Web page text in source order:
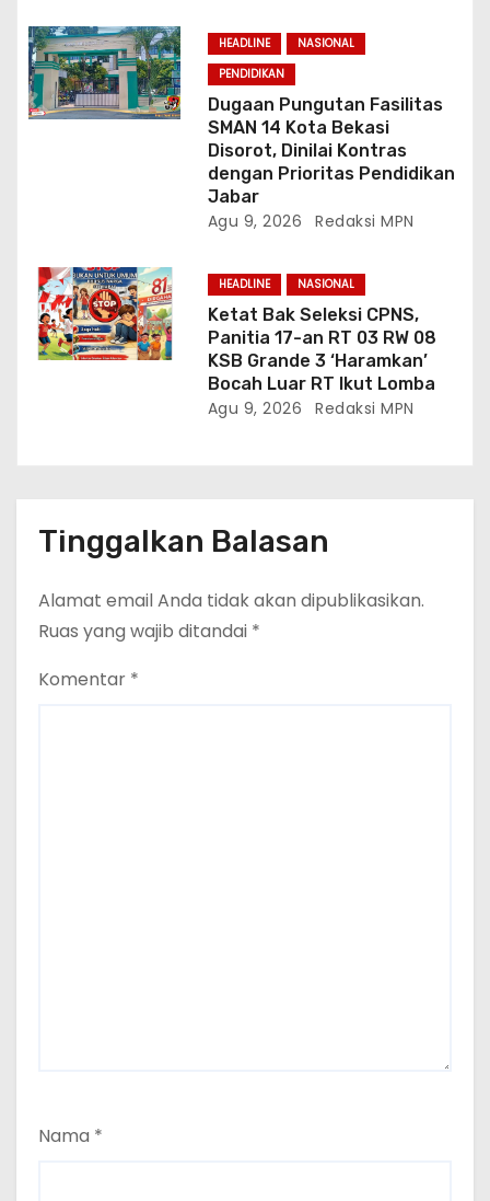
HEADLINE
NASIONAL
PENDIDIKAN
Dugaan Pungutan Fasilitas
SMAN 14 Kota Bekasi
Disorot, Dinilai Kontras
dengan Prioritas Pendidikan
Jabar
Agu 9, 2026 Redaksi MPN
HEADLINE NASIONAL
Ketat Bak Seleksi CPNS,
Panitia 17-an RT 03 RW 08
KSB Grande 3 ‘Haramkan’
Bocah Luar RT Ikut Lomba
Agu 9, 2026 Redaksi MPN
Tinggalkan Balasan
Alamat email Anda tidak akan dipublikasikan.
Ruas yang wajib ditandai *
Komentar *
Nama *